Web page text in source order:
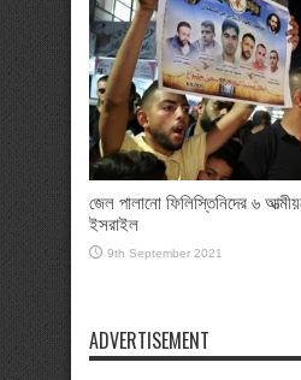
জেল পালানো ফিলিস্তিনিদের ৬
ইসরাইল
9th September 2021
ADVERTISEMENT